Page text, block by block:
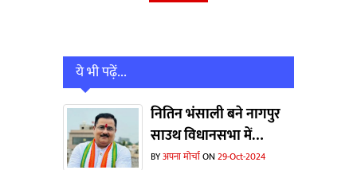
ये भी पढ़ें...
नितिन भंसाली बने नागपुर
साउथ विधानसभा में
कॉर्डिनेटर
BYअपना मोर्चाON29-Oct-2024